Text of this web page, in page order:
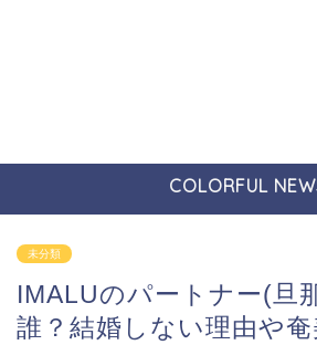
COLORFUL
未分類
IMALUのパートナー(旦
誰？結婚しない理由や